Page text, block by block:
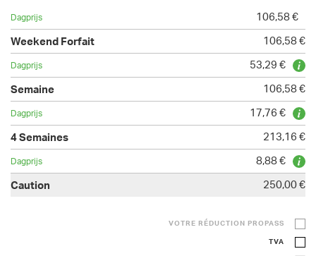
106,58 €
106,58 €
53,29 €
106,58 €
17,76 €
213,16 €
8,88 €
250,00 €
VOTRE RÉDUCTION PROPASS
TVA